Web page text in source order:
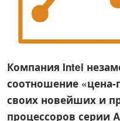
Компания Intel
соотношение «цена-
своих новейших и
процессоров серии